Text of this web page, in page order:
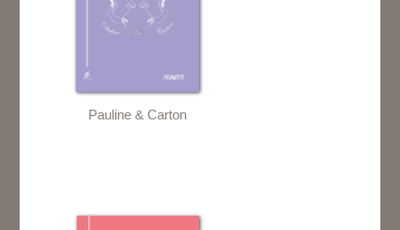
Pauline & Carton